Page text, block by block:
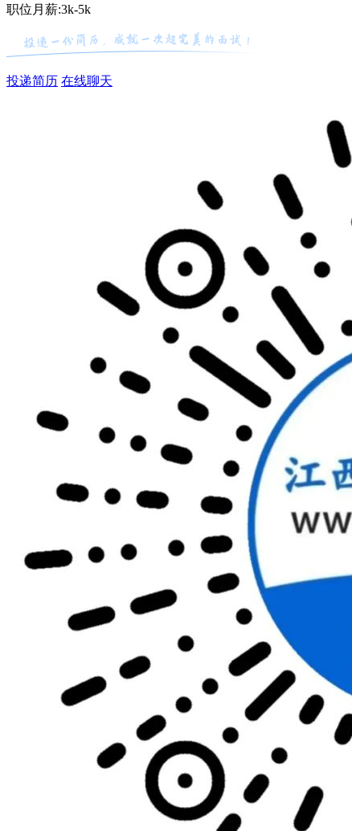
职位月薪:3k-5k
投递简历 在线聊天